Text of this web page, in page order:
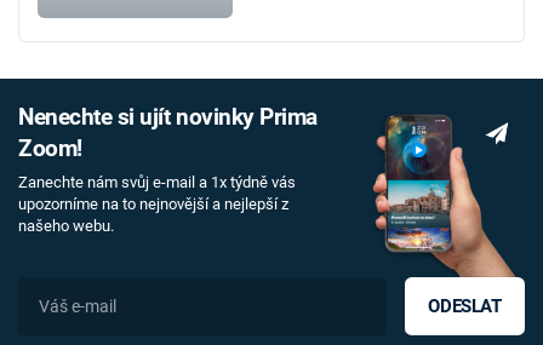
Nenechte si ujít novinky Prima
Zoom!
Zanechte nám svůj e-mail a 1x týdně vás
upozorníme na to nejnovější a nejlepší z
našeho webu.
ODESLAT